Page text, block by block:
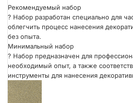
Рекомендуемый набор
? Набор разработан специально для
облегчить процесс нанесения
без опыта.
Минимальный набор
? Набор предназначен для
необходимый опыт, а также
инструменты для нанесения